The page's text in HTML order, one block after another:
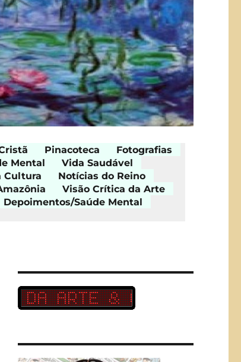
Pinacoteca
Fotografias
Mental
Vida Saudável
Cultura
Notícias do Reino
Visão Crítica da Arte
Depoimentos/Saúde Mental